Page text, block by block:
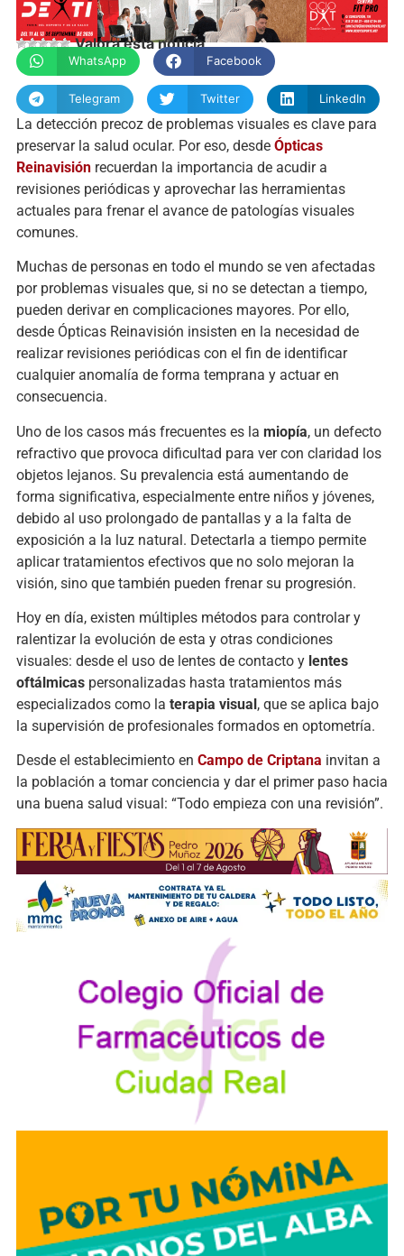
Valora esta noticia
WhatsApp Facebook
Telegram Twitter LinkedIn
La detección precoz de problemas visuales es clave para
preservar la salud ocular. Por eso, desde Ópticas
Reinavisiónrecuerdan la importancia de acudir a
revisiones periódicas y aprovechar las herramientas
actuales para frenar el avance de patologías visuales
comunes.
Muchas de personas en todo el mundo se ven afectadas
por problemas visuales que, si no se detectan a tiempo,
pueden derivar en complicaciones mayores. Por ello,
desde Ópticas Reinavisión insisten en la necesidad de
realizar revisiones periódicas con el fin de identificar
cualquier anomalía de forma temprana y actuar en
consecuencia.
Uno de los casos más frecuentes es la miopía, un defecto
refractivo que provoca dificultad para ver con claridad los
objetos lejanos. Su prevalencia está aumentando de
forma significativa, especialmente entre niños y jóvenes,
debido al uso prolongado de pantallas y a la falta de
exposición a la luz natural. Detectarla a tiempo permite
aplicar tratamientos efectivos que no solo mejoran la
visión, sino que también pueden frenar su progresión.
Hoy en día, existen múltiples métodos para controlar y
ralentizar la evolución de esta y otras condiciones
visuales: desde el uso de lentes de contacto ylentes
oftálmicaspersonalizadas hasta tratamientos más
especializados como la terapia visual, que se aplica bajo
la supervisión de profesionales formados en optometría.
Desde el establecimiento en Campo de Criptana invitan a
la población a tomar conciencia y dar el primer paso hacia
una buena salud visual: “Todo empieza con una revisión”.